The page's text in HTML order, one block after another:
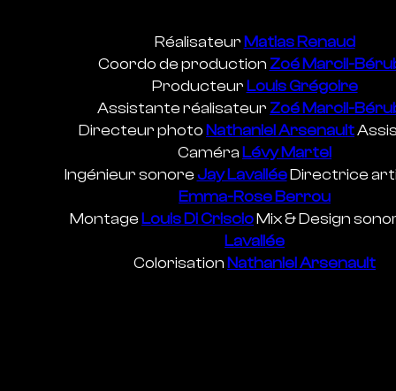
RéalisateurMatias Renaud
Coordo de production Zoé Marcil-
ProducteurLouis Grégoire
Assistante réalisateur Zoé Marcil-
Directeur photoNathaniel Arsenault
CaméraLévy Martel
Ingénieur sonoreJay LavalléeDirectrice
Emma-Rose Berrou
MontageLouis Di CriscioMix & Design
Lavallée
ColorisationNathaniel Arsenault